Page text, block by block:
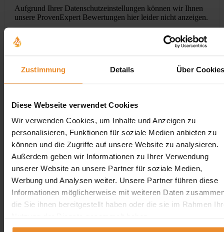
Zustimmung Details Über
Diese Webseite verwendet Cookies
Wir verwenden Cookies, um Inhalte und Anzeigen zu
personalisieren, Funktionen für soziale Medien anbieten zu
können und die Zugriffe auf unsere Website zu analysieren.
Außerdem geben wir Informationen zu Ihrer Verwendung
unserer Website an unsere Partner für soziale Medien,
Werbung und Analysen weiter. Unsere Partner führen diese
Informationen möglicherweise mit weiteren Daten
die Sie ihnen bereitgestellt haben oder die sie im Rahmen
Aufgrund Ihrer Datenschutzeinstellungen können wir Ihnen
unsere ProvenExpert Bewertungen hier leider nicht anzeigen.
Klicken Sie hier um Ihre Einstellungen zu bearbeiten.
Kontakt
Wolfgang Schlösser UG (Haftungsbeschränkt)
Neue Kempenerstr. 251
50739 Köln
0800 5894 97829
angebot@oeltank24.com
Oeltank24 auf Facebook
Impressum & Datenschutz